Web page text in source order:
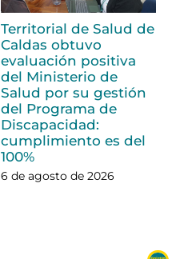
Territorial de Salud de
Caldas obtuvo
evaluación positiva
del Ministerio de
Salud por su gestión
del Programa de
Discapacidad:
cumplimiento es del
100%
6 de agosto de 2026